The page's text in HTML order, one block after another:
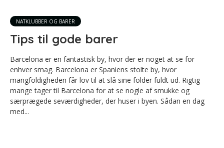
NATKLUBBER OG BARER
Tips til gode barer
Barcelona er en fantastisk by, hvor der er noget at se for
enhver smag. Barcelona er Spaniens stolte by, hvor
mangfoldigheden får lov til at slå sine folder fuldt ud. Rigtig
mange tager til Barcelona for at se nogle af smukke og
særprægede seværdigheder, der huser i byen. Sådan en dag
med...